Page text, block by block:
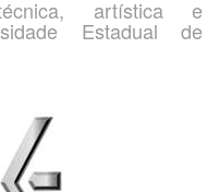
artística e
Estadual de